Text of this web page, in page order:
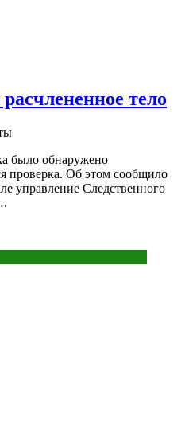
тело
было обнаружено
проверка. Об этом сообщило
управление Следственного